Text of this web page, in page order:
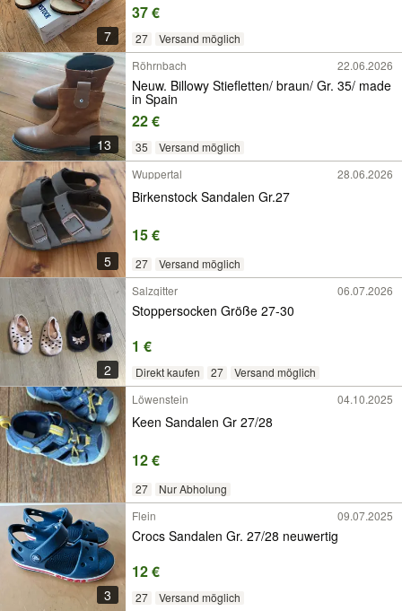
7
37 €
27 Versand möglich
13
Röhrnbach 22.06.2026
Neuw. Billowy Stiefletten/ braun/ Gr. 35/ made
in Spain
22 €
35 Versand möglich
5
Wuppertal 28.06.2026
Birkenstock Sandalen Gr.27
15 €
27 Versand möglich
2
Salzgitter 06.07.2026
Stoppersocken Größe 27-30
1 €
Direkt kaufen 27
Versand möglich
Löwenstein
04.10.2025
Keen Sandalen Gr 27/28
12 €
27 Nur Abholung
3
Flein 09.07.2025
Crocs Sandalen Gr. 27/28 neuwertig
12 €
27 Versand möglich